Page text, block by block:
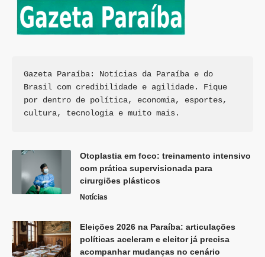
Gazeta Paraíba: Notícias da Paraíba e do
Brasil com credibilidade e agilidade. Fique
por dentro de política, economia, esportes,
cultura, tecnologia e muito mais.
Otoplastia em foco: treinamento intensivo
com prática supervisionada para
cirurgiões plásticos
Notícias
Eleições 2026 na Paraíba: articulações
políticas aceleram e eleitor já precisa
acompanhar mudanças no cenário